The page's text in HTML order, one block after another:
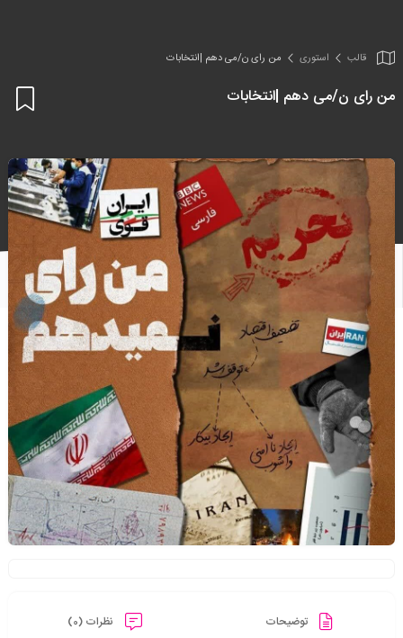
قالب استوری من رای ن/می دهم |انتخابات
من رای ن/می دهم |انتخابات
توضیحات نظرات (0)